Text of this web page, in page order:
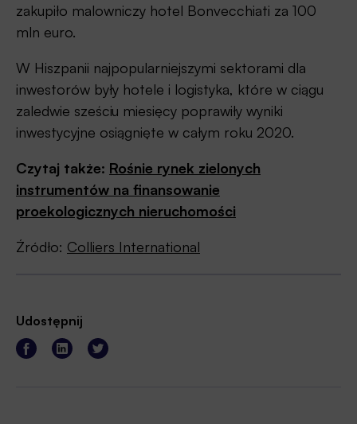
zakupiło malowniczy hotel Bonvecchiati za 100
mln euro.
W Hiszpanii najpopularniejszymi sektorami dla
inwestorów były hotele i logistyka, które w ciągu
zaledwie sześciu miesięcy poprawiły wyniki
inwestycyjne osiągnięte w całym roku 2020.
Czytaj także: Rośnie rynek zielonych
instrumentów na finansowanie
proekologicznych nieruchomości
Źródło: Colliers International
Udostępnij